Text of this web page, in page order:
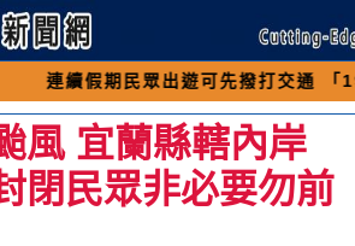
眾出遊可先撥打交通 「1968」客服
風 宜蘭縣轄內岸
閉民眾非必要勿前